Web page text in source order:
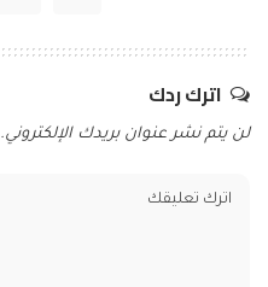
اترك ردك
لن يتم نشر عنوان بريدك الإلكتروني.